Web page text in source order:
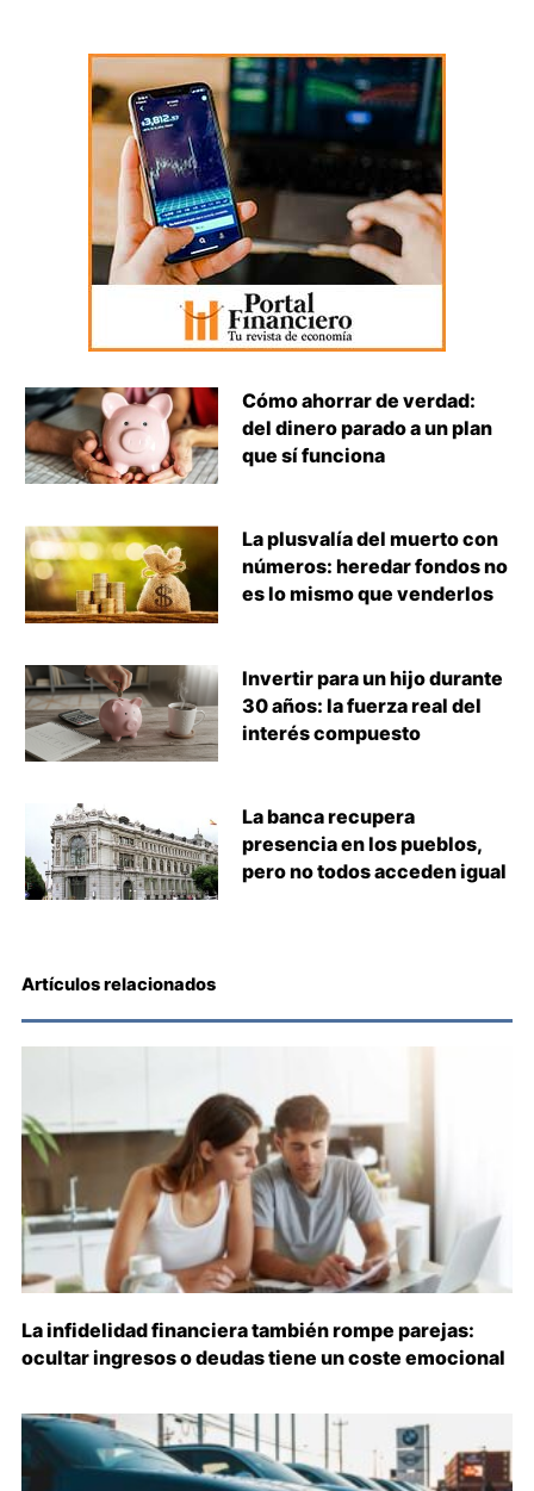
Cómo ahorrar de verdad:
del dinero parado a un plan
que sí funciona
La plusvalía del muerto con
números: heredar fondos no
es lo mismo que venderlos
Invertir para un hijo durante
30 años: la fuerza real del
interés compuesto
La banca recupera
presencia en los pueblos,
pero no todos acceden igual
Artículos relacionados
La infidelidad financiera también rompe parejas:
ocultar ingresos o deudas tiene un coste emocional